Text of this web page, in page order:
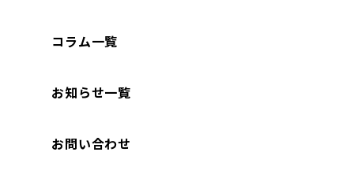
コラム一覧
お知らせ一覧
お問い合わせ